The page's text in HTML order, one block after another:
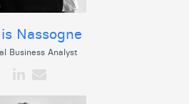
Nassogne
Business Analyst